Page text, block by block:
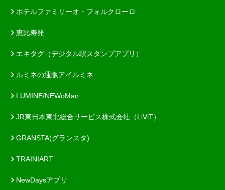
ホテルファミリーオ・フォルクローロ
恵比寿発
エキタグ（デジタル駅スタンプアプリ）
ルミネの通販アイルミネ
LUMINE/NEWoMan
JR東日本東北総合サービス株式会社（LiViT）
GRANSTA(グランスタ)
TRAINIART
NewDaysアプリ